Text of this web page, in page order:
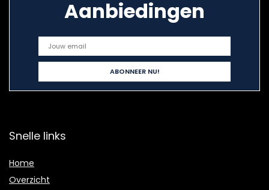
Aanbiedingen
Snelle links
Home
Overzicht